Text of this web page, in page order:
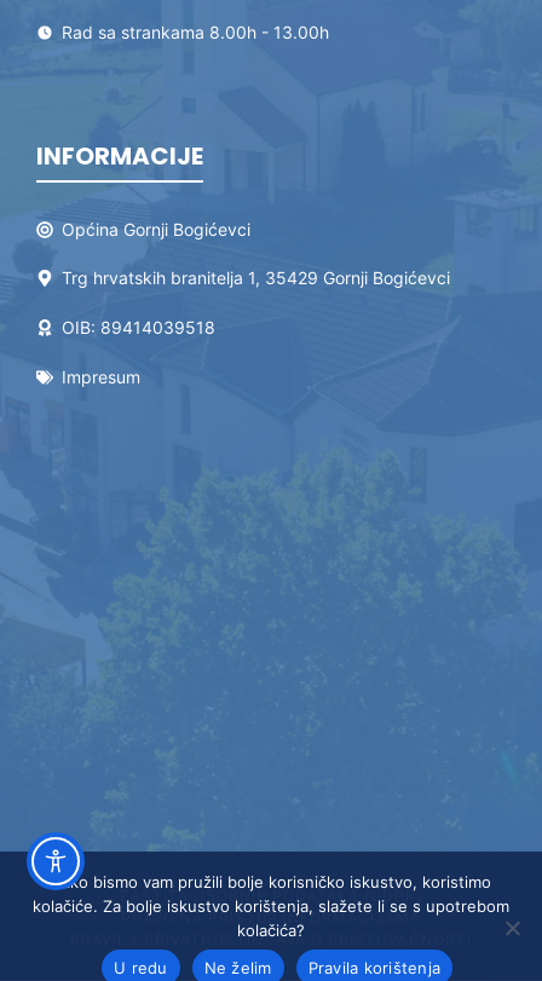
Rad sa strankama 8.00h - 13.00h
INFORMACIJE
Općina Gornji Bogićevci
Trg hrvatskih branitelja 1, 35429 Gornji Bogićevci
OIB: 89414039518
Impresum
ZAŠTITA OSOBNIH PODATAKA (GDPR)
PRAVO NA PRISTUP INFORMACIJAMA
PRAVILA PRIVATNOSTIIZJAVA O PRISTUPAČNOSTI
Kako bismo vam pružili bolje korisničko iskustvo, koristimo
kolačiće. Za bolje iskustvo korištenja, slažete li se s upotrebom
kolačića?
U redu
Ne želim Pravila korištenja